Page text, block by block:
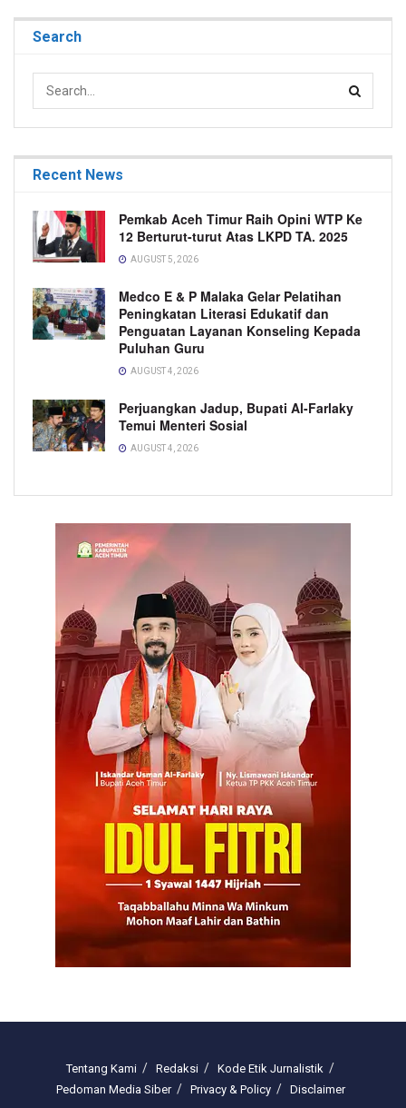
Search
Recent News
Pemkab Aceh Timur Raih Opini WTP Ke
12 Berturut-turut Atas LKPD TA. 2025
AUGUST 5, 2026
Medco E & P Malaka Gelar Pelatihan
Peningkatan Literasi Edukatif dan
Penguatan Layanan Konseling Kepada
Puluhan Guru
AUGUST 4, 2026
Perjuangkan Jadup, Bupati Al-Farlaky
Temui Menteri Sosial
AUGUST 4, 2026
Tentang Kami Redaksi
Kode Etik Jurnalistik
Pedoman Media Siber
Privacy & Policy Disclaimer